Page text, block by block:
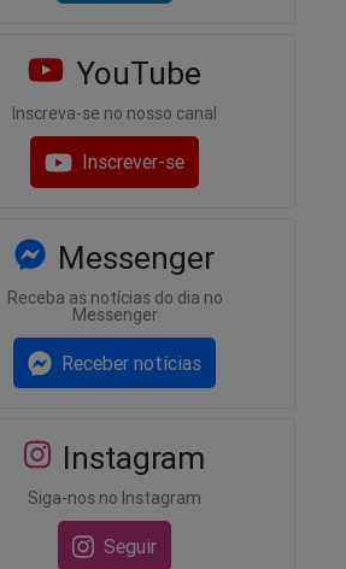
YouTube
Inscreva-se no nosso canal
Inscrever-se
Messenger
Receba as notícias do dia no
Messenger
Receber notícias
Instagram
Siga-nos no Instagram
Seguir